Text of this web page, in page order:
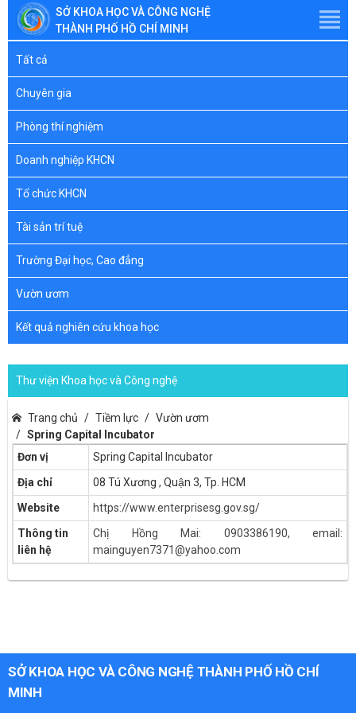
SỞ KHOA HỌC VÀ CÔNG NGHỆ
THÀNH PHỐ HỒ CHÍ MINH
Tất cả
Chuyên gia
Phòng thí nghiệm
Doanh nghiệp KHCN
Tổ chức KHCN
Tài sản trí tuệ
Trường Đại học, Cao đẳng
Vườn ươm
Kết quả nghiên cứu khoa học
Thư viện Khoa học và Công nghệ
Trang chủ Tiềm lực
Vườn ươm
Spring Capital Incubator
Đơn vị
Spring Capital Incubator
Địa chỉ
08 Tú Xương , Quận 3, Tp. HCM
Website
https://www.enterprisesg.gov.sg/
Thông tin
liên hệ
Chị Hồng Mai: 0903386190, email:
mainguyen7371@yahoo.com
SỞ KHOA HỌC VÀ CÔNG NGHỆ THÀNH PHỐ HỒ CHÍ
MINH